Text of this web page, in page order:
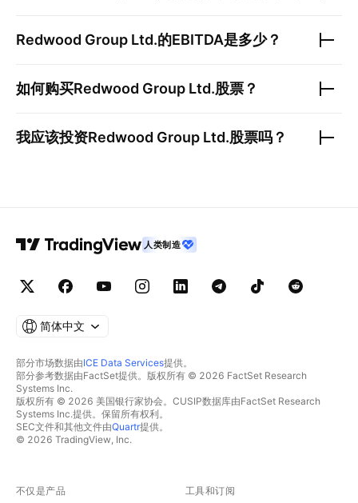
Redwood Group Ltd.的EBITDA是多少？
如何购买Redwood Group Ltd.股票？
我应该投资Redwood Group Ltd.股票吗？
人类制造
简体中文
部分市场数据由ICE Data Services提供。
部分参考数据由FactSet提供。版权所有 © 2026 FactSet Research
Systems Inc.
版权所有 © 2026 美国银行家协会。CUSIP数据库由FactSet Research
Systems Inc.提供。保留所有权利。
SEC文件和其他文件由Quartr提供。
© 2026 TradingView, Inc.
不仅是产品 工具和订阅